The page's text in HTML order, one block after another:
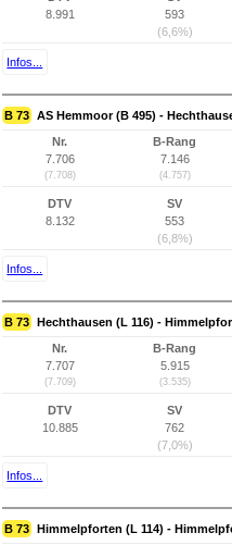
8.991
593
(6,6%)
Infos...
B 73 AS Hemmoor (B 495) -
Nr.
7.706
(7.708)
B-Rang
7.146
(4.757)
DTV
8.132
SV
553
(6,8%)
Infos...
B 73 Hechthausen (L 116) -
Nr.
7.707
(7.709)
B-Rang
5.915
(3.535)
DTV
10.885
SV
762
(7,0%)
Infos...
B 73 Himmelpforten (L 114) -